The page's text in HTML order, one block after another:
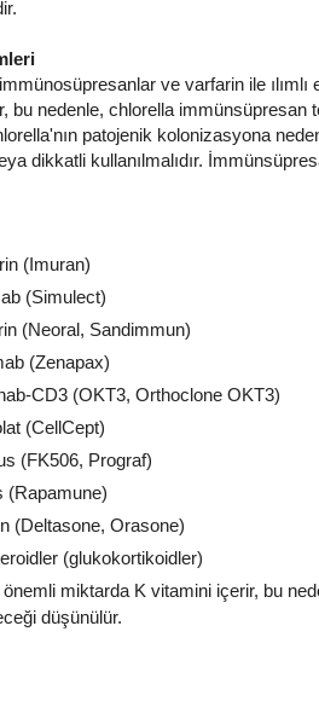
ve varfarin ile ılımlı
bu nedenle, chlorella immünsüpresan
patojenik kolonizasyona
dikkatli kullanılmalıdır.
(Imuran)
(Simulect)
(Neoral, Sandimmun)
(Zenapax)
CD3 (OKT3, Orthoclone OKT3)
(CellCept)
(FK506, Prograf)
(Rapamune)
(Deltasone, Orasone)
(glukokortikoidler)
miktarda K vitamini içerir, bu
düşünülür.